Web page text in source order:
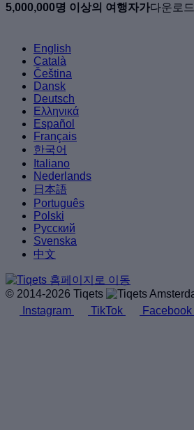
5,000,000명 이상의 여행자가다운로드
English
Català
Čeština
Dansk
Deutsch
Ελληνικά
Español
Français
한국어
Italiano
Nederlands
日本語
Português
Polski
Русский
Svenska
中文
© 2014-2026 Tiqets
Instagram
TikTok Facebook